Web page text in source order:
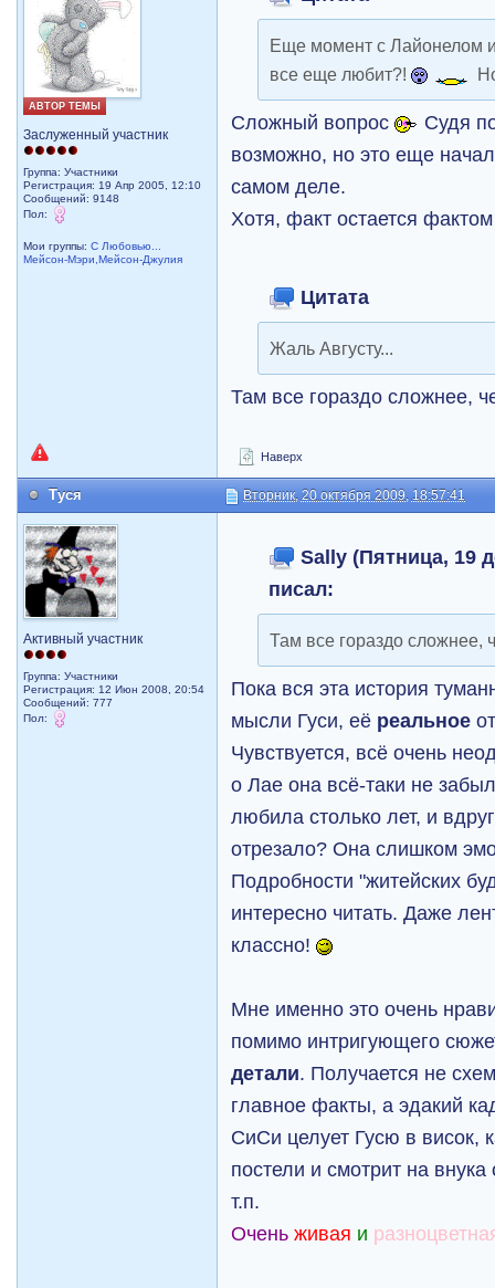
АВТОР ТЕМЫ
Заслуженный участник
Группа: Участники
Регистрация: 19 Апр 2005, 12:10
Сообщений: 9148
Пол:
Мои группы:С Любовью...
Мейсон-Мэри,Мейсон-Джулия
Еще момент с Лайонелом
все еще любит?!
Сложный вопрос
Судя
возможно, но это еще
самом деле.
Хотя, факт остается
Цитата
Жаль Августу...
Там все гораздо сложнее,
Наверх
Туся Вторник, 20 октября 2009, 18:57:41
Активный участник
Группа: Участники
Регистрация: 12 Июн 2008, 20:54
Сообщений: 777
Пол:
Sally (Пятница, 19
писал:
Там все гораздо сложнее,
Пока вся эта история
мысли Гуси, её реальное
Чувствуется, всё очень
о Лае она всё-таки не
любила столько лет, и
отрезало? Она слишком
Подробности "житейских
интересно читать. Даже
классно!
Мне именно это очень
помимо интригующего
детали. Получается не
главное факты, а эдакий
СиСи целует Гусю в висок,
постели и смотрит на
т.п.
Очень живая и